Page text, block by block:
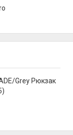
Grey Рюкзак